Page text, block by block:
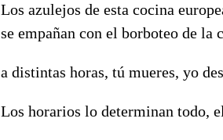
Los azulejos de esta cocina
se empañan con el borboteo de la
a distintas horas, tú mueres, yo
Los horarios lo determinan todo,